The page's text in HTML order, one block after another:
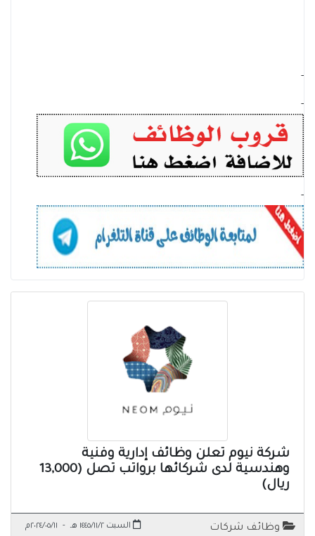
-
-
-
شركة نيوم تعلن وظائف إدارية وفنية
وهندسية لدى شركائها برواتب تصل (13,000
ريال)
وظائف شركات السبت ١٤٤٥/١١/٢ هـ - ٢٠٢٤/٠٥/١١م